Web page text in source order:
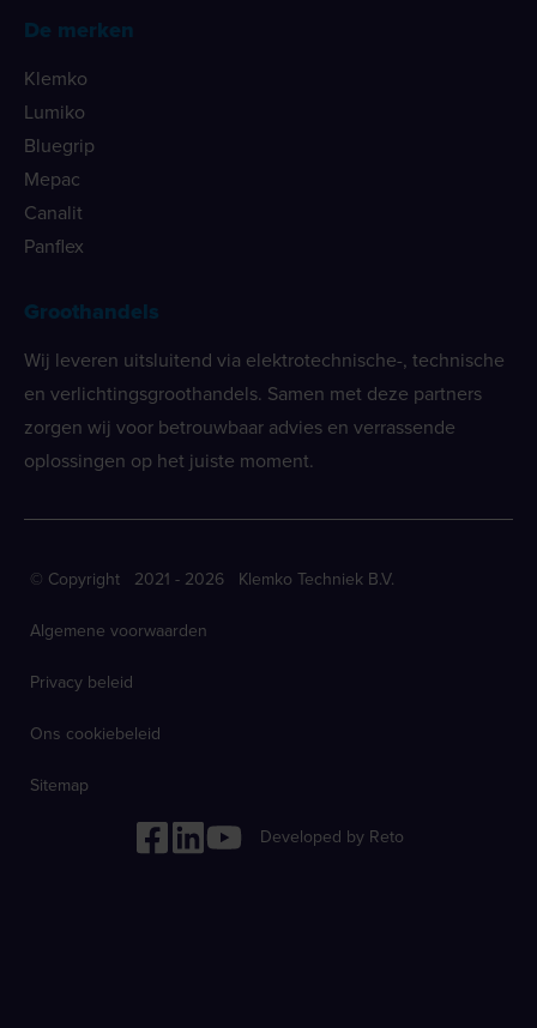
De merken
Klemko
Lumiko
Bluegrip
Mepac
Canalit
Panflex
Groothandels
Wij leveren uitsluitend via elektrotechnische-, technische
en verlichtingsgroothandels. Samen met deze partners
zorgen wij voor betrouwbaar advies en verrassende
oplossingen op het juiste moment.
© Copyright 2021 - 2026 Klemko Techniek B.V.
Algemene voorwaarden
Privacy beleid
Ons cookiebeleid
Sitemap
Developed by Reto